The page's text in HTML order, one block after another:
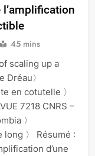
l’amplification
45 mins
scaling up a
〉
en cotutelle 〉
7218 CNRS –
〉
〉 Résumé :
d’une